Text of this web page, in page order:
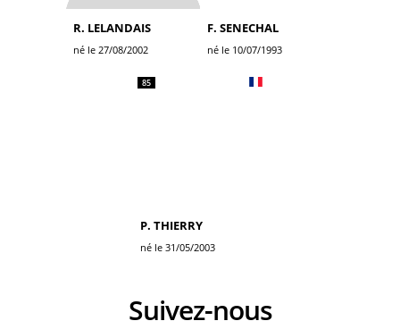
R. LELANDAIS
né le 27/08/2002
F. SENECHAL
né le 10/07/1993
85
P. THIERRY
né le 31/05/2003
Suivez-nous